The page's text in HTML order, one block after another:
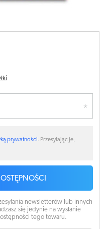
prywatności. Przesyłając je,
newsletterów lub innych
się jedynie na wysłanie
tego towaru.